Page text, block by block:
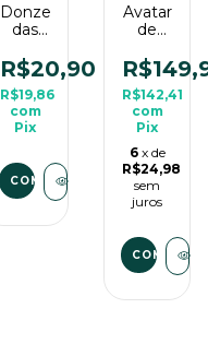
Donzela
das
Conjurando
- Sem
Pintura,
Miniatura
3D
Para
RPG
de
Mesa
R$20,90
R$19,86
com
Pix
COMPRAR
Avatar
de
- Sem
Pintura,
Miniatura
3D
Enorme
Para
RPG
de
Mesa
R$142,41
com
Pix
6 x de
R$24,98
sem
juros